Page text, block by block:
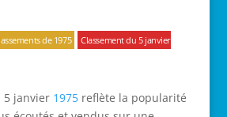
de 1975
Classement du 5 janvier
5 janvier 1975reflète la popularité